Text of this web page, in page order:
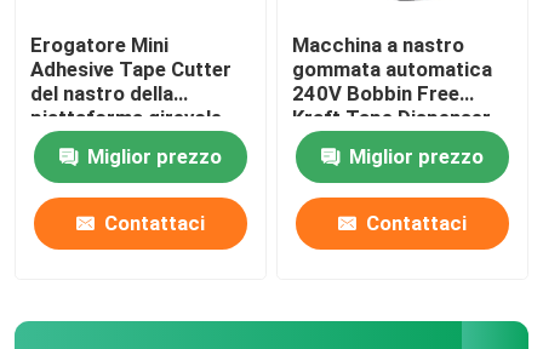
Erogatore Mini
Adhesive Tape Cutter
del nastro della
piattaforma girevole
della scuola dell'ufficio
Miglior prezzo
Contattaci
Macchina a nastro
gommata automatica
240V Bobbin Free
Kraft Tape Dispenser
Miglior prezzo
Contattaci